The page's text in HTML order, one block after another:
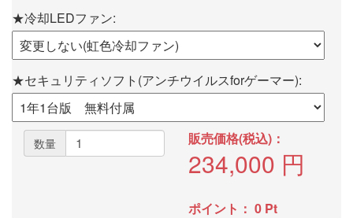
★冷却LEDファン:
★セキュリティソフト(アンチウイルスforゲーマー):
数量 販売価格(税込)：
234,000 円
ポイント： 0 Pt